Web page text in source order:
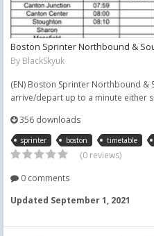
Boston Sprinter Northbound &
By BlackSkyuk
(EN) Boston Sprinter Northbound
arrive/depart up to a minute either
356 downloads
sprinter boston timetable
(0 reviews)
0 comments
Updated September 1, 2021